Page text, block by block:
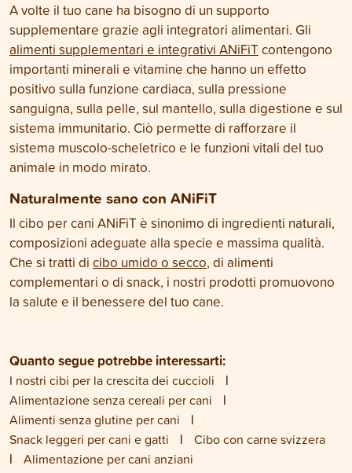
A volte il tuo cane ha bisogno di un supporto
supplementare grazie agli integratori alimentari. Gli
alimenti supplementari e integrativi ANiFiT contengono
importanti minerali e vitamine che hanno un effetto
positivo sulla funzione cardiaca, sulla pressione
sanguigna, sulla pelle, sul mantello, sulla digestione e sul
sistema immunitario. Ciò permette di rafforzare il
sistema muscolo-scheletrico e le funzioni vitali del tuo
animale in modo mirato.
Naturalmente sano con ANiFiT
Il cibo per cani ANiFiT è sinonimo di ingredienti naturali,
composizioni adeguate alla specie e massima qualità.
Che si tratti di cibo umido o secco, di alimenti
complementari o di snack, i nostri prodotti promuovono
la salute e il benessere del tuo cane.
Quanto segue potrebbe interessarti:
I nostri cibi per la crescita dei cuccioli
Alimentazione senza cereali per cani
Alimenti senza glutine per cani
Snack leggeri per cani e gatti
Cibo con carne svizzera
Alimentazione per cani anziani